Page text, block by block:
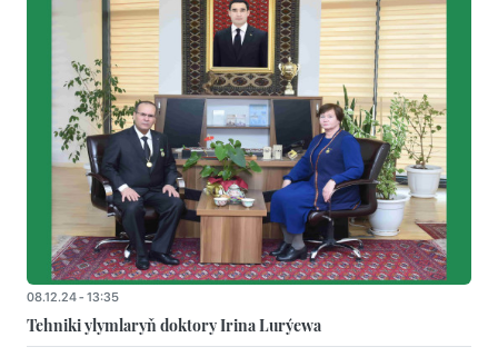
08.12.24 - 13:35
Tehniki ylymlaryň doktory Irina Lurýewa